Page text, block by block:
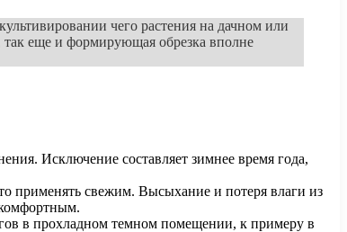
чего растения на дачном или
так еще и формирующая обрезка вполне
Исключение составляет зимнее время года,
применять свежим. Высыхание и потеря влаги из
комфортным.
в прохладном темном помещении, к примеру в